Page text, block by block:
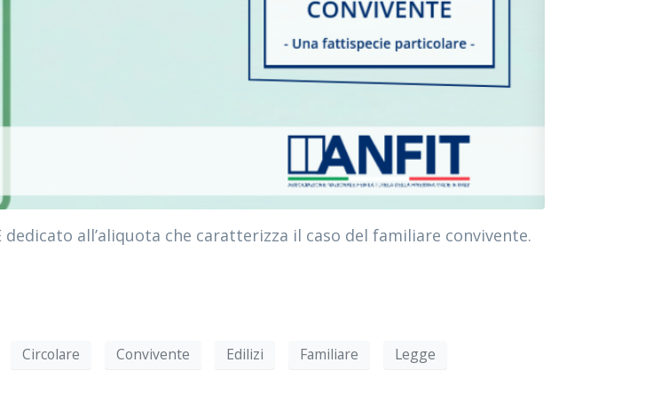
all’aliquota che caratterizza il caso del familiare convivente.
Circolare Convivente Edilizi Familiare Legge